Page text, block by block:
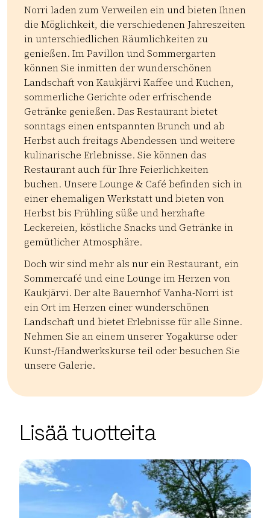
Norri laden zum Verweilen ein und bieten Ihnen
die Möglichkeit, die verschiedenen Jahreszeiten
in unterschiedlichen Räumlichkeiten zu
genießen. Im Pavillon und Sommergarten
können Sie inmitten der wunderschönen
Landschaft von Kaukjärvi Kaffee und Kuchen,
sommerliche Gerichte oder erfrischende
Getränke genießen. Das Restaurant bietet
sonntags einen entspannten Brunch und ab
Herbst auch freitags Abendessen und weitere
kulinarische Erlebnisse. Sie können das
Restaurant auch für Ihre Feierlichkeiten
buchen. Unsere Lounge & Café befinden sich in
einer ehemaligen Werkstatt und bieten von
Herbst bis Frühling süße und herzhafte
Leckereien, köstliche Snacks und Getränke in
gemütlicher Atmosphäre.
Doch wir sind mehr als nur ein Restaurant, ein
Sommercafé und eine Lounge im Herzen von
Kaukjärvi. Der alte Bauernhof Vanha-Norri ist
ein Ort im Herzen einer wunderschönen
Landschaft und bietet Erlebnisse für alle Sinne.
Nehmen Sie an einem unserer Yogakurse oder
Kunst-/Handwerkskurse teil oder besuchen Sie
unsere Galerie.
Lounaat jaOpenStreetMap
Lisää tuotteita